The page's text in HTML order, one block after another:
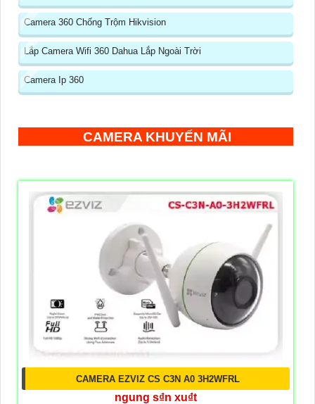
Camera 360 Chống Trộm Hikvision
Lắp Camera Wifi 360 Dahua Lắp Ngoài Trời
Camera Ip 360
CAMERA KHUYẾN MÃI
CAMERA EZVIZ CS C3N A0 3H2WFRL
ngung s₫n xu₫t